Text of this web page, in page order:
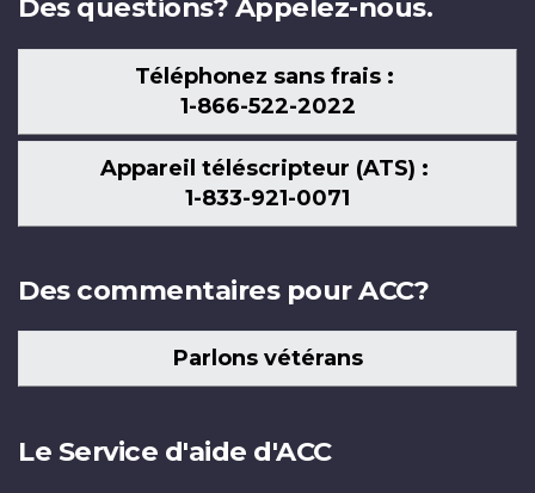
Des questions? Appelez-nous.
Téléphonez sans frais :
1-866-522-2022
Appareil téléscripteur (ATS) :
1-833-921-0071
Des commentaires pour ACC?
Parlons vétérans
Le Service d'aide d'ACC